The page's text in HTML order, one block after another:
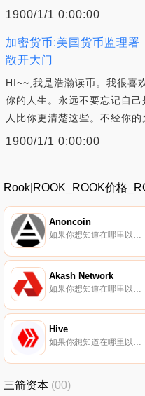
1900/1/1 0:00:00
加密货币:美国货币监理署
敞开大门
HI~~,我是浩瀚读币。我很喜
你的人生。永远不要忘记自
人比你更清楚这些。不经你
1900/1/1 0:00:00
Rook|ROOK_ROOK价格
Anoncoin
如果你想知道在哪里以当前价格购买Anoncoin,目前交易{Anoncoin]股票的顶级加密货币交易所是FreiExchange。您可以在我们的加密货币交易所页面上找到其他列表。Anoncoin（ANC）是一种加密货币。用户可以通过挖掘过程生成ANC.
Akash Network
Hive
如果你想知道在哪里以当前价格购买Hive,目前交易{Hive]股票的顶级加密货币交易所是Binance、SuperEx、Gate.io、XT.COM和HuoHIVE。您可以在我们的加密货币交易所页面上找到其他列表.
三箭资本 (00)